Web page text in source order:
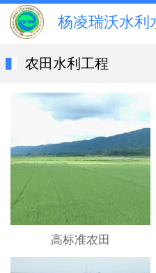
杨凌瑞沃水利
农田水利工程
高标准农田